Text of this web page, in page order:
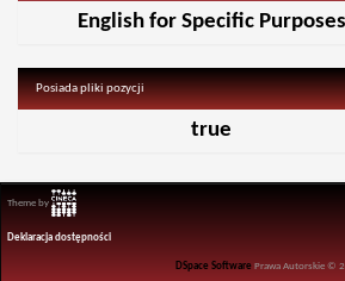
English for Specific Purposes
Posiada pliki pozycji
true
Theme by
Deklaracja dostępności
DSpace Software Prawa Autorskie ©